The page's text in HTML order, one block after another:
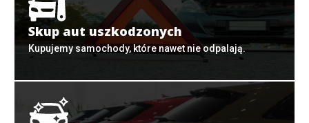
Skup aut uszkodzonych
Kupujemy samochody, które nawet nie odpalają.